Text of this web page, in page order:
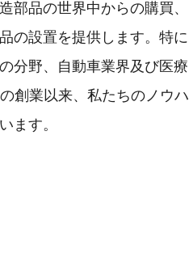
部品の世界中からの購買、
の設置を提供します。特に
分野、自動車業界及び医療
創業以来、私たちのノウハ
ます。